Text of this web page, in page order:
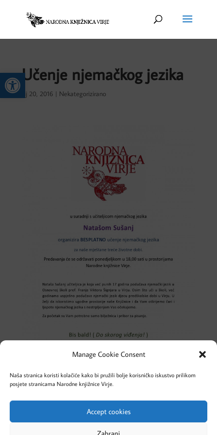
Open toolbar
Manage Cookie Consent
Naša stranica koristi kolačiće kako bi pružili bolje korisničko iskustvo prilikom
posjete stranicama Narodne knjižnice Virje.
Accept cookies
Zabrani
Učenje njemačkog jezika
sij 20, 2016 Nekategorizirano